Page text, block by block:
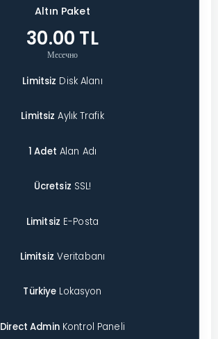
Altın Paket
30.00 TL
Месечно
Limitsiz Disk Alanı
Limitsiz Aylık Trafik
1 Adet Alan Adı
Ücretsiz SSL!
Limitsiz E-Posta
Limitsiz Veritabanı
Türkiye Lokasyon
Direct AdminKontrol Paneli